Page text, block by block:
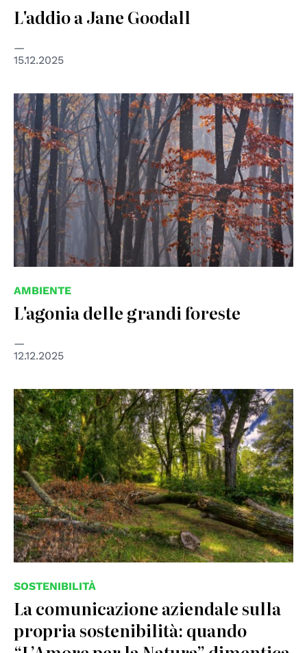
L'addio a Jane Goodall
15.12.2025
© Diana Crestan
AMBIENTE
L'agonia delle grandi foreste
12.12.2025
© Creative Common Licences by Pedro Albuquerque
SOSTENIBILITÀ
La comunicazione aziendale sulla
propria sostenibilità: quando